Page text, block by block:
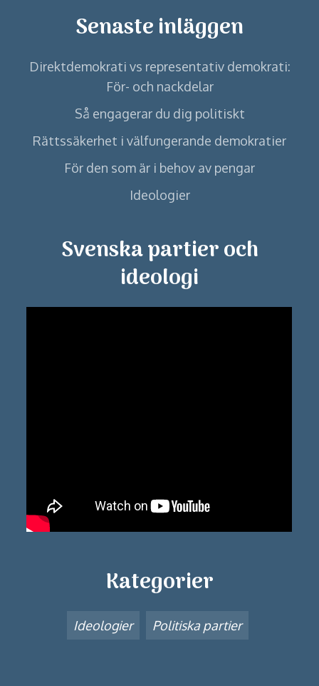
Senaste inläggen
Direktdemokrati vs representativ demokrati:
För- och nackdelar
Så engagerar du dig politiskt
Rättssäkerhet i välfungerande demokratier
För den som är i behov av pengar
Ideologier
Svenska partier och
ideologi
Kategorier
Ideologier Politiska partier